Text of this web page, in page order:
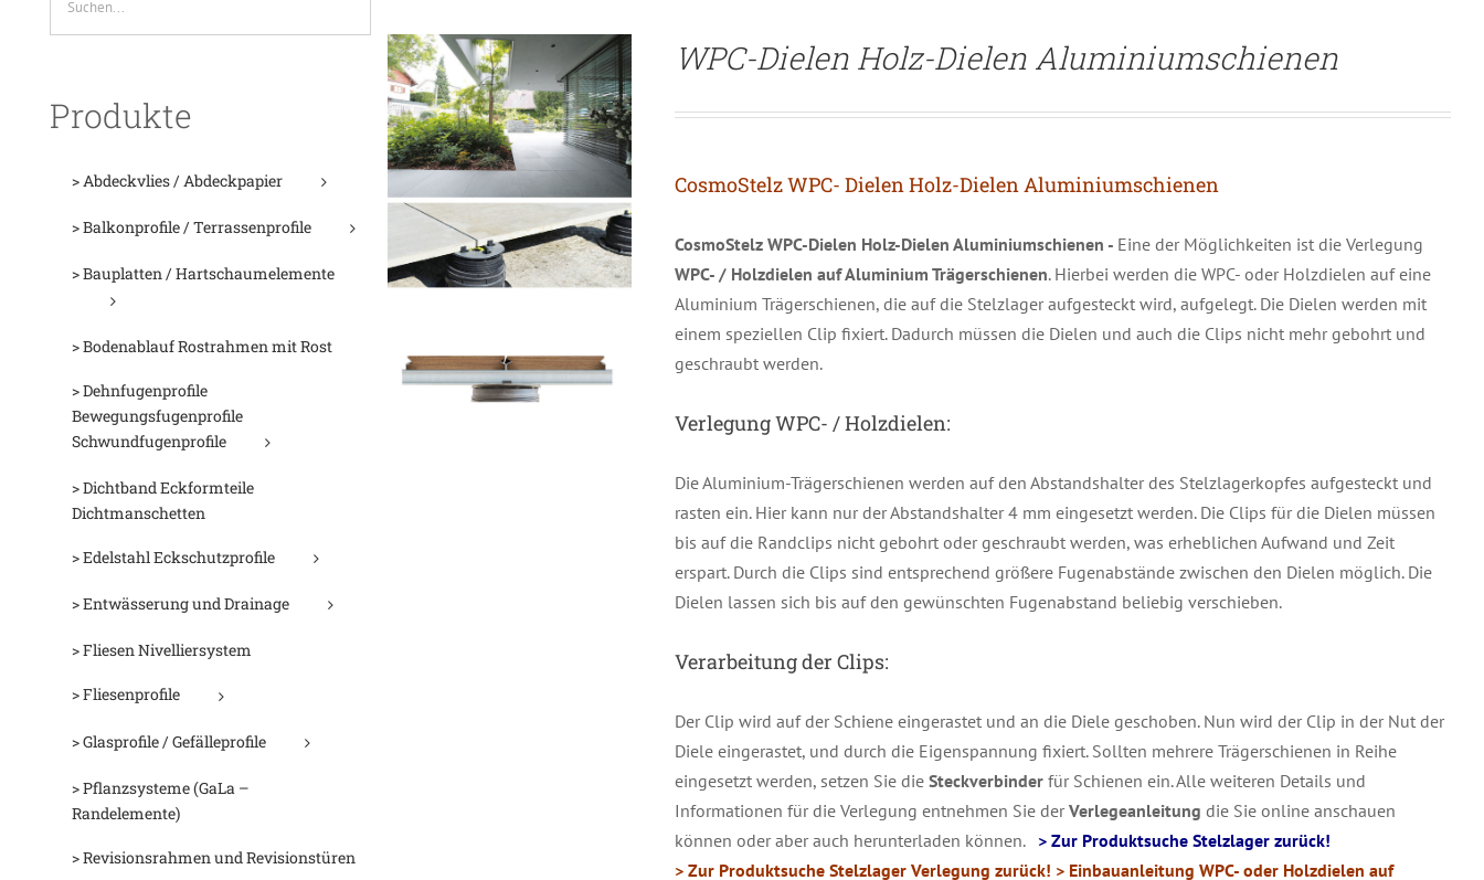
WPC-Dielen Holz-Dielen Aluminiumschienen
CosmoStelz WPC- Dielen Holz-Dielen Aluminiumschienen
CosmoStelz WPC-Dielen Holz-Dielen Aluminiumschienen - Eine der Möglichkeiten ist die Verlegung
WPC- / Holzdielen auf Aluminium Trägerschienen. Hierbei werden die WPC- oder Holzdielen auf eine
Aluminium Trägerschienen, die auf die Stelzlager aufgesteckt wird, aufgelegt. Die Dielen werden mit
einem speziellen Clip fixiert. Dadurch müssen die Dielen und auch die Clips nicht mehr gebohrt und
geschraubt werden.
Verlegung WPC- / Holzdielen:
Die Aluminium-Trägerschienen werden auf den Abstandshalter des Stelzlagerkopfes aufgesteckt und
rasten ein. Hier kann nur der Abstandshalter 4 mm eingesetzt werden. Die Clips für die Dielen müssen
bis auf die Randclips nicht gebohrt oder geschraubt werden, was erheblichen Aufwand und Zeit
erspart. Durch die Clips sind entsprechend größere Fugenabstände zwischen den Dielen möglich. Die
Dielen lassen sich bis auf den gewünschten Fugenabstand beliebig verschieben.
Verarbeitung der Clips:
Der Clip wird auf der Schiene eingerastet und an die Diele geschoben. Nun wird der Clip in der Nut der
Diele eingerastet, und durch die Eigenspannung fixiert. Sollten mehrere Trägerschienen in Reihe
eingesetzt werden, setzen Sie die Steckverbinder für Schienen ein. Alle weiteren Details und
Informationen für die Verlegung entnehmen Sie der Verlegeanleitung die Sie online anschauen
können oder aber auch herunterladen können. > Zur Produktsuche Stelzlager zurück!
> Zur Produktsuche Stelzlager Verlegung zurück! > Einbauanleitung WPC- oder Holzdielen auf
Produkte
> Abdeckvlies / Abdeckpapier
> Balkonprofile / Terrassenprofile
> Bauplatten / Hartschaumelemente
> Bodenablauf Rostrahmen mit Rost
> Dehnfugenprofile
Bewegungsfugenprofile
Schwundfugenprofile
> Dichtband Eckformteile
Dichtmanschetten
> Edelstahl Eckschutzprofile
> Entwässerung und Drainage
> Fliesen Nivelliersystem
> Fliesenprofile
> Glasprofile / Gefälleprofile
> Pflanzsysteme (GaLa –
Randelemente)
> Revisionsrahmen und Revisionstüren